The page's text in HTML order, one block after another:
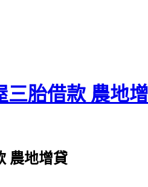
胎借款 農地
農地增貸